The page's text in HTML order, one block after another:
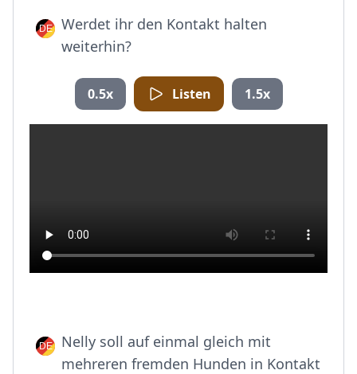
Werdet ihr den Kontakt halten
weiterhin?
0.5x Listen 1.5x
Nelly soll auf einmal gleich mit
mehreren fremden Hunden in Kontakt